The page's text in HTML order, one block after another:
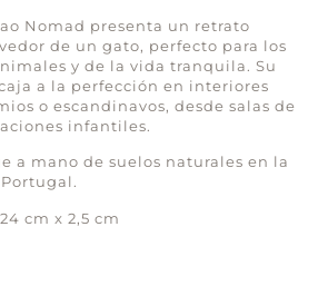
Nomad presenta un retrato
de un gato, perfecto para los
y de la vida tranquila. Su
a la perfección en interiores
o escandinavos, desde salas de
infantiles.
a mano de suelos naturales en la
cm x 2,5 cm